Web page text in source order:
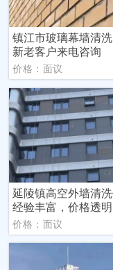
镇江市玻璃幕墙清
新老客户来电咨询
价格：面议
延陵镇高空外墙清洗
经验丰富，价格透明
价格：面议